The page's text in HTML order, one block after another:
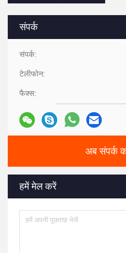
संपर्क
संपर्क:
टेलीफोन:
फैक्स:
अब संपर्क
हमें मेल करें